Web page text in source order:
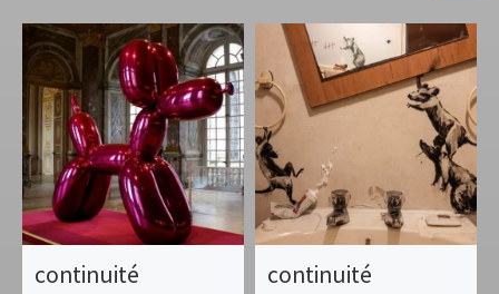
continuité
continuité